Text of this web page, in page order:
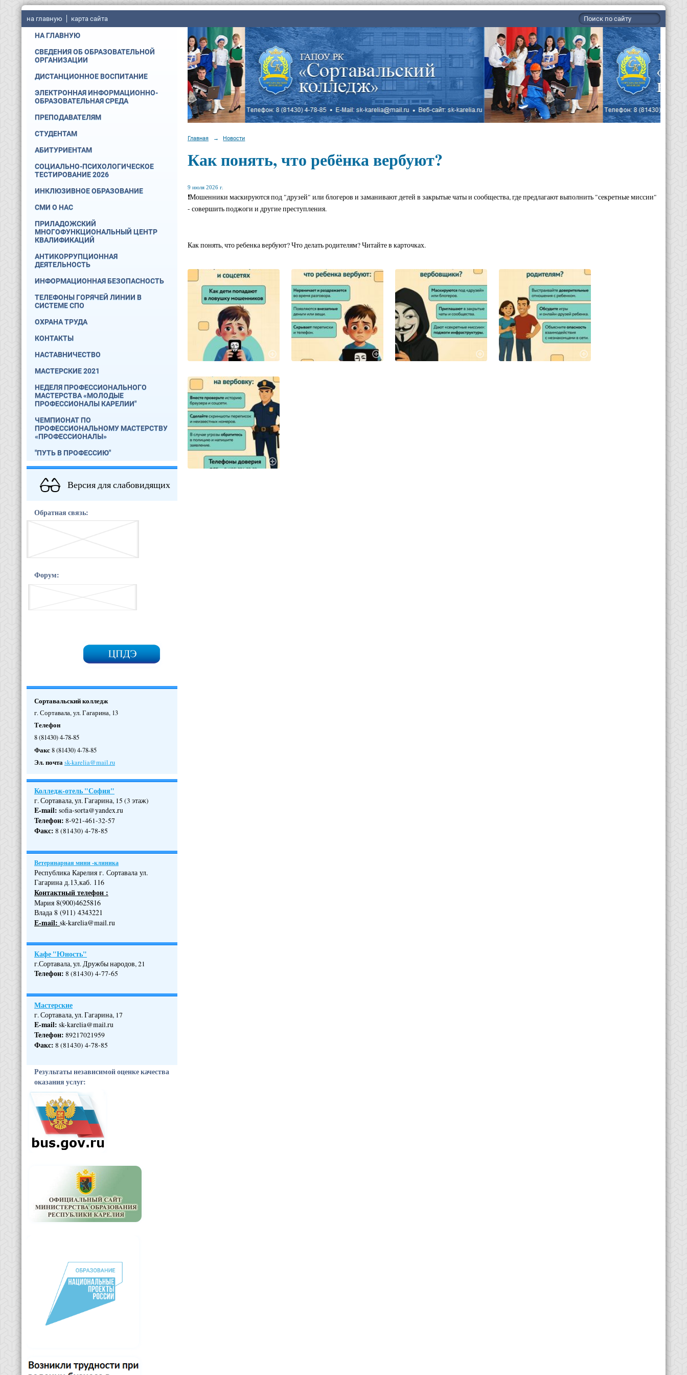
на главную карта сайта
НА ГЛАВНУЮ
СВЕДЕНИЯ ОБ ОБРАЗОВАТЕЛЬНОЙ
ОРГАНИЗАЦИИ
ДИСТАНЦИОННОЕ ВОСПИТАНИЕ
ЭЛЕКТРОННАЯ ИНФОРМАЦИОННО-
ОБРАЗОВАТЕЛЬНАЯ СРЕДА
ПРЕПОДАВАТЕЛЯМ
СТУДЕНТАМ
АБИТУРИЕНТАМ
СОЦИАЛЬНО-ПСИХОЛОГИЧЕСКОЕ
ТЕСТИРОВАНИЕ 2026
ИНКЛЮЗИВНОЕ ОБРАЗОВАНИЕ
СМИ О НАС
ПРИЛАДОЖСКИЙ
МНОГОФУНКЦИОНАЛЬНЫЙ ЦЕНТР
КВАЛИФИКАЦИЙ
АНТИКОРРУПЦИОННАЯ
ДЕЯТЕЛЬНОСТЬ
ИНФОРМАЦИОННАЯ БЕЗОПАСНОСТЬ
ТЕЛЕФОНЫ ГОРЯЧЕЙ ЛИНИИ В
СИСТЕМЕ СПО
ОХРАНА ТРУДА
КОНТАКТЫ
НАСТАВНИЧЕСТВО
МАСТЕРСКИЕ 2021
НЕДЕЛЯ ПРОФЕССИОНАЛЬНОГО
МАСТЕРСТВА «МОЛОДЫЕ
ПРОФЕССИОНАЛЫ КАРЕЛИИ"
ЧЕМПИОНАТ ПО
ПРОФЕССИОНАЛЬНОМУ МАСТЕРСТВУ
«ПРОФЕССИОНАЛЫ»
"ПУТЬ В ПРОФЕССИЮ"
Версия для слабовидящих
Обратная связь:
Форум:
Сортавальский колледж
г. Сортавала, ул. Гагарина, 13
Телефон
8 (81430) 4-78-85
Факс8 (81430) 4-78-85
Эл. почтаsk-karelia@mail.ru
Колледж-отель "София"
г. Сортавала, ул. Гагарина, 15 (3 этаж)
E-mail: sofia-sorta@yandex.ru
Телефон: 8-921-461-32-57
Факс: 8 (81430) 4-78-85
Ветеринарная мини -клиника
Республика Карелия г. Сортавала ул.
Гагарина д.13,каб. 116
Контактный телефон :
Мария 8(900)4625816
Влада 8 (911) 4343221
Е-mail: sk-karelia@mail.ru
Кафе "Юность"
г.Сортавала, ул. Дружбы народов, 21
Телефон: 8 (81430) 4-77-65
Мастерские
г. Сортавала, ул. Гагарина, 17
E-mail: sk-karelia@mail.ru
Телефон: 89217021959
Факс: 8 (81430) 4-78-85
Результаты независимой оценке качества
оказания услуг:
Главная → Новости
Как понять, что ребёнка вербуют?
9 июля 2026 г.
❗Мошенники маскируются под "друзей" или блогеров и заманивают детей в закрытые чаты и сообщества, где предлагают выполнить "секретные миссии"
- совершить поджоги и другие преступления.
Как понять, что ребенка вербуют? Что делать родителям? Читайте в карточках.